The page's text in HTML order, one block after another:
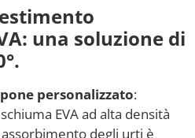
una soluzione di
personalizzato:
EVA ad alta densità
degli urti è